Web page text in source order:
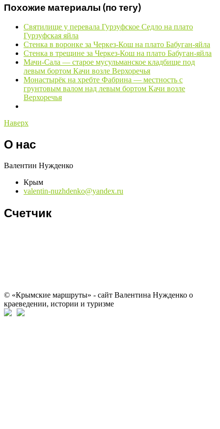
Похожие материалы (по тегу)
Святилище у перевала Гурзуфское Седло на плато
Гурзуфская яйла
Стенка в воронке за Черкез-Кош на плато Бабуган-яйла
Стенка в трещине за Черкез-Кош на плато Бабуган-яйла
Мачи-Сала — старое мусульманское кладбище под
левым бортом Качи возле Верхоречья
Монастырёк на хребте Фабрина — местность с
грунтовым валом над левым бортом Качи возле
Верхоречья
Наверх
О нас
Валентин Нужденко
Крым
valentin-nuzhdenko@yandex.ru
Счетчик
© «Крымские маршруты» - сайт Валентина Нужденко о
краеведении, истории и туризме